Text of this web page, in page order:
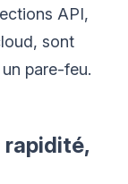
API,
sont
pare-feu.
rapidité,